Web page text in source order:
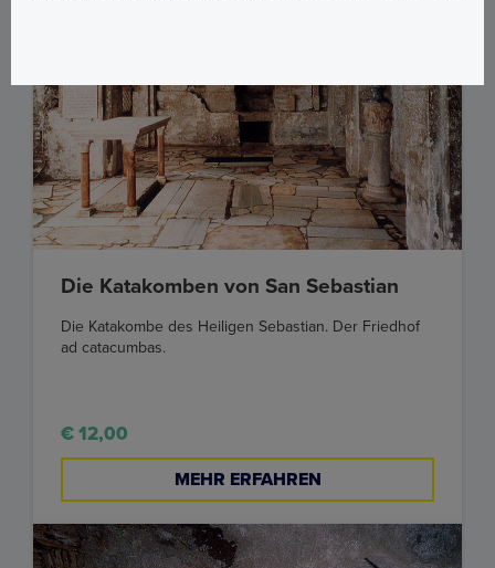
Die Katakomben von San Sebastian
Die Katakombe des Heiligen Sebastian. Der Friedhof
ad catacumbas.
€ 12,00
MEHR ERFAHREN